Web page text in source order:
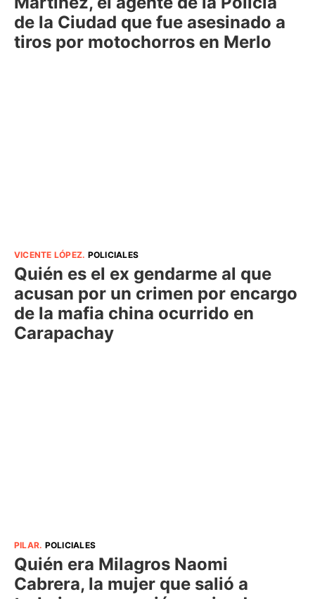
de la Ciudad que fue asesinado a
tiros por motochorros en Merlo
VICENTE LÓPEZ. POLICIALES
Quién es el ex gendarme al que
acusan por un crimen por encargo
de la mafia china ocurrido en
Carapachay
PILAR. POLICIALES
Quién era Milagros Naomi
Cabrera, la mujer que salió a